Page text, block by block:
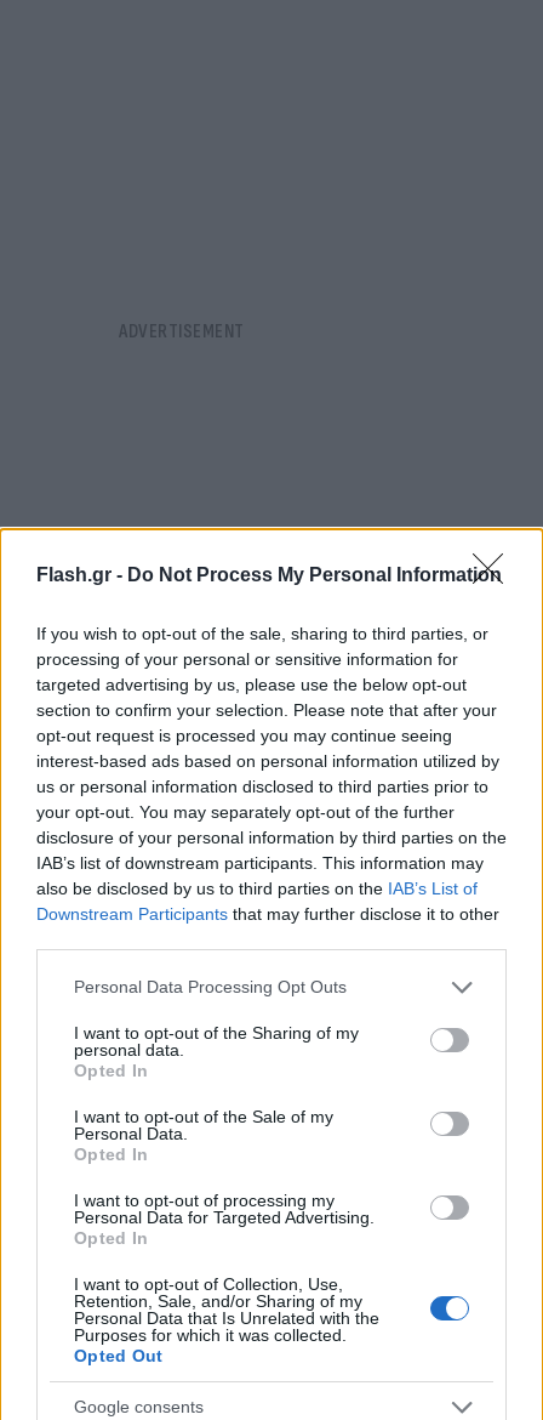
Flash.gr - Do Not Process My Personal Information
If you wish to opt-out of the sale, sharing to third parties, or
processing of your personal or sensitive information for
targeted advertising by us, please use the below opt-out
section to confirm your selection. Please note that after your
opt-out request is processed you may continue seeing
interest-based ads based on personal information utilized by
us or personal information disclosed to third parties prior to
your opt-out. You may separately opt-out of the further
disclosure of your personal information by third parties on the
IAB’s list of downstream participants. This information may
also be disclosed by us to third parties on the IAB’s List of
Downstream Participants that may further disclose it to other
Please note that this website/app uses one or more Google
not limited to your visit or usage behaviour. You may click to
grant or deny consent to Google and its third-party tags to
use your data for below specified purposes in below Google
consent section.
Personal Data Processing Opt Outs
I want to opt-out of the Sharing of my
personal data.
Opted In
I want to opt-out of the Sale of my
Personal Data.
Opted In
I want to opt-out of processing my
Personal Data for Targeted Advertising.
Opted In
I want to opt-out of Collection, Use,
Retention, Sale, and/or Sharing of my
Personal Data that Is Unrelated with the
Purposes for which it was collected.
Opted Out
Google consents
Διαμαρτυρίες και απειλές
«Όταν έχει κόκκινη σημαία έχουμε δει κόσμο,
Έλληνες κυρίως, να διαμαρτύρονται και να
απειλούν τους ναυαγοσώστες γιατί δεν τους
επιτρέπουμε να κάνουν μπάνιο. Φωνάζουν,
απειλούν με μηνύσεις – εμένα μου έχουν ζητήσει
μέχρι και τα στοιχεία μου γι’ αυτόν τον λόγο.
θέμα ασφαλείας και όχι δικό μας γούστο. Σήμερα
έτυχε, εντελώς συμπτωματικά, να είναι ο Θοδωρής,
που ξέρει και τη θάλασσα γιατί εκεί είναι ο πύργος
του κανονικά, εκεί. Αν καθυστερούσε δύο-τρία
τουλάχιστον δύο πνιγμένους. Οι άνθρωποι
σώθηκαν οριακά, είχαν ήδη πιει πολύ νερό.
Αν δεν καταλαβαίνουν ότι η θάλασσα είναι